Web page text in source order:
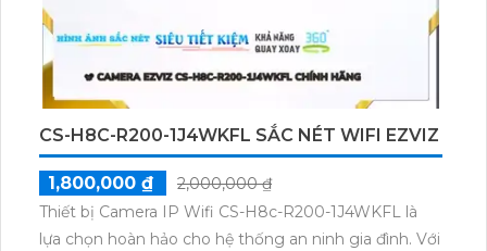
CS-H8C-R200-1J4WKFL SẮC NÉT WIFI EZVIZ
1,800,000 ₫
2,000,000 ₫
Thiết bị Camera IP Wifi CS-H8c-R200-1J4WKFL là
lựa chọn hoàn hảo cho hệ thống an ninh gia đình. Với